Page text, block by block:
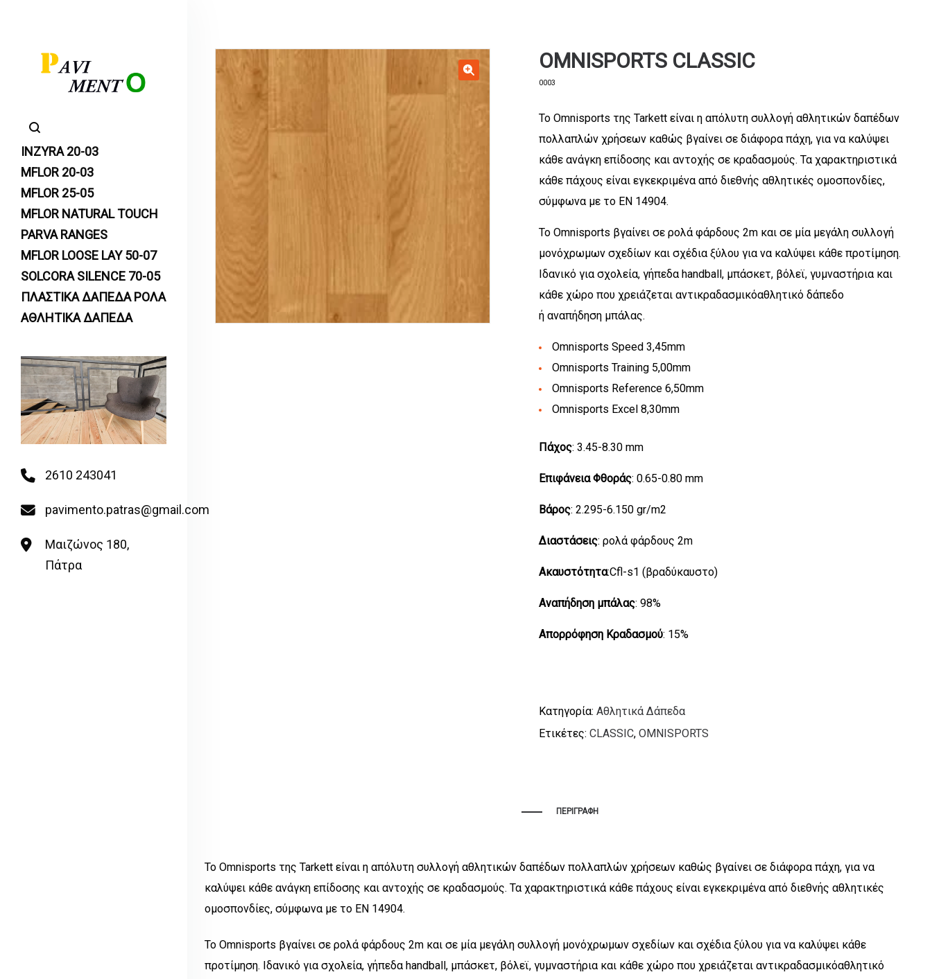
INZYRA 20-03
MFLOR 20-03
MFLOR 25-05
MFLOR NATURAL TOUCH
PARVA RANGES
MFLOR LOOSE LAY 50-07
SOLCORA SILENCE 70-05
ΠΛΑΣΤΙΚΑ ΔΑΠΕΔΑ ΡΟΛΑ
ΑΘΛΗΤΙΚΑ ΔΑΠΕΔΑ
2610 243041
pavimento.patras@gmail.com
Μαιζώνος 180,
Πάτρα
OMNISPORTS CLASSIC
0003
Το Omnisports της Tarkett είναι η απόλυτη συλλογή αθλητικών δαπέδων
πολλαπλών χρήσεων καθώς βγαίνει σε διάφορα πάχη, για να καλύψει
κάθε ανάγκη επίδοσης και αντοχής σε κραδασμούς. Τα χαρακτηριστικά
κάθε πάχους είναι εγκεκριμένα από διεθνής αθλητικές ομοσπονδίες,
σύμφωνα με το EN 14904.
Το Omnisports βγαίνει σε ρολά φάρδους 2m και σε μία μεγάλη συλλογή
μονόχρωμων σχεδίων και σχέδια ξύλου για να καλύψει κάθε προτίμηση.
Ιδανικό για σχολεία, γήπεδα handball, μπάσκετ, βόλεϊ, γυμναστήρια και
κάθε χώρο που χρειάζεται αντικραδασμικόαθλητικό δάπεδο
ή αναπήδηση μπάλας.
Omnisports Speed 3,45mm
Omnisports Training 5,00mm
Omnisports Reference 6,50mm
Omnisports Excel 8,30mm
Πάχος: 3.45-8.30 mm
Επιφάνεια Φθοράς: 0.65-0.80 mm
Βάρος: 2.295-6.150 gr/m2
Διαστάσεις: ρολά φάρδους 2m
Ακαυστότητα:Cfl-s1 (βραδύκαυστο)
Αναπήδηση μπάλας: 98%
Απορρόφηση Κραδασμού: 15%
Κατηγορία: Αθλητικά Δάπεδα
Ετικέτες: CLASSIC, OMNISPORTS
ΠΕΡΙΓΡΑΦΉ
Το Omnisports της Tarkett είναι η απόλυτη συλλογή αθλητικών δαπέδων πολλαπλών χρήσεων καθώς βγαίνει σε διάφορα πάχη, για να
καλύψει κάθε ανάγκη επίδοσης και αντοχής σε κραδασμούς. Τα χαρακτηριστικά κάθε πάχους είναι εγκεκριμένα από διεθνής αθλητικές
ομοσπονδίες, σύμφωνα με το EN 14904.
Το Omnisports βγαίνει σε ρολά φάρδους 2m και σε μία μεγάλη συλλογή μονόχρωμων σχεδίων και σχέδια ξύλου για να καλύψει κάθε
προτίμηση. Ιδανικό για σχολεία, γήπεδα handball, μπάσκετ, βόλεϊ, γυμναστήρια και κάθε χώρο που χρειάζεται αντικραδασμικόαθλητικό